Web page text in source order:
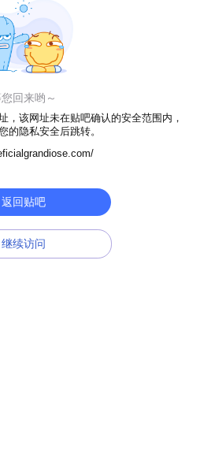
回来哟～
，该网址未在贴吧确认的安全范围内，
的隐私安全后跳转。
返回贴吧
继续访问